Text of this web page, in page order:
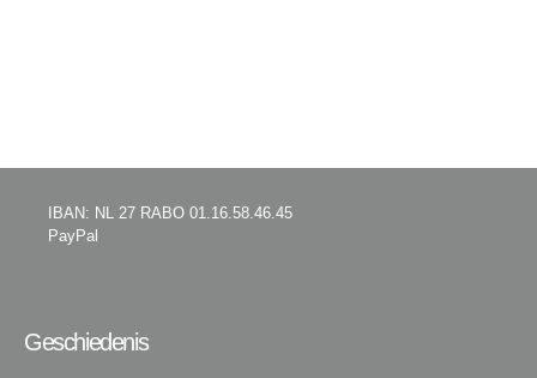
IBAN: NL 27 RABO 01.16.58.46.45
PayPal
Geschiedenis